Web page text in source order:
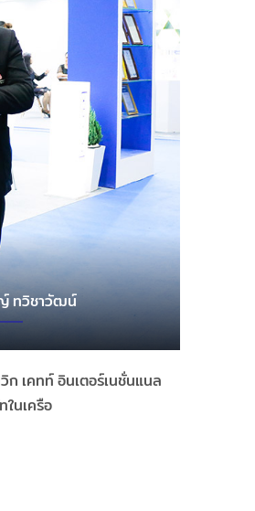
ทวิชาวัฒน์
ก เคทท์ อินเตอร์เนชั่นแนล
ในเครือ